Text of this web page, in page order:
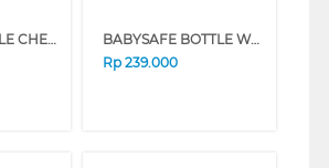
PRINCESS TABLE CHEF PURE 01.103030.27.001
BABYSAFE BOTTLE WARMER LBW02
Rp 239.000